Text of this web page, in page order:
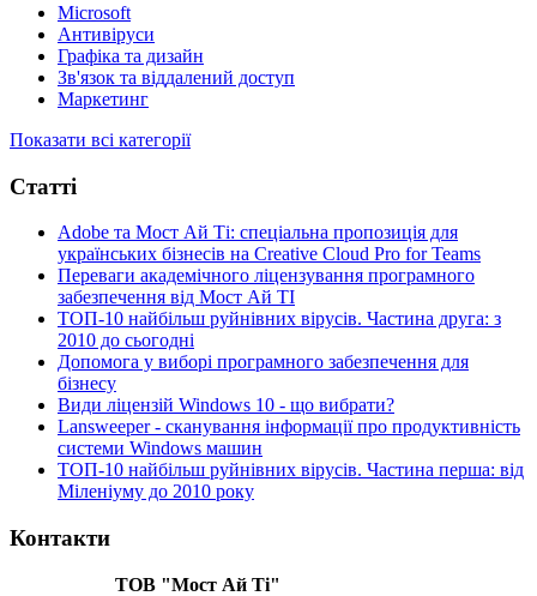
Microsoft
Антивіруси
Графіка та дизайн
Зв'язок та віддалений доступ
Маркетинг
Показати всі категорії
Статті
Adobe та Мост Ай Ті: спеціальна пропозиція для
українських бізнесів на Creative Cloud Pro for Teams
Переваги академічного ліцензування програмного
забезпечення від Мост Ай ТІ
ТОП-10 найбільш руйнівних вірусів. Частина друга: з
2010 до сьогодні
Допомога у виборі програмного забезпечення для
бізнесу
Види ліцензій Windows 10 - що вибрати?
Lansweeper - сканування інформації про продуктивність
системи Windows машин
ТОП-10 найбільш руйнівних вірусів. Частина перша: від
Міленіуму до 2010 року
Контакти
ТОВ "Мост Ай Ті"